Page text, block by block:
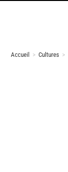
Accueil > Cultures >